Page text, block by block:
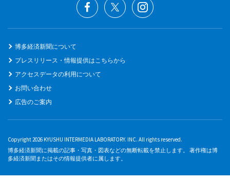
博多経済新聞について
プレスリリース・情報提供はこちらから
アクセスデータの利用について
お問い合わせ
広告のご案内
Copyright 2026 KYUSHU INTERMEDIA LABORATORY. INC. All rights reserved.
博多経済新聞に掲載の記事・写真・図表などの無断転載を禁止します。 著作権は博
多経済新聞またはその情報提供者に属します。